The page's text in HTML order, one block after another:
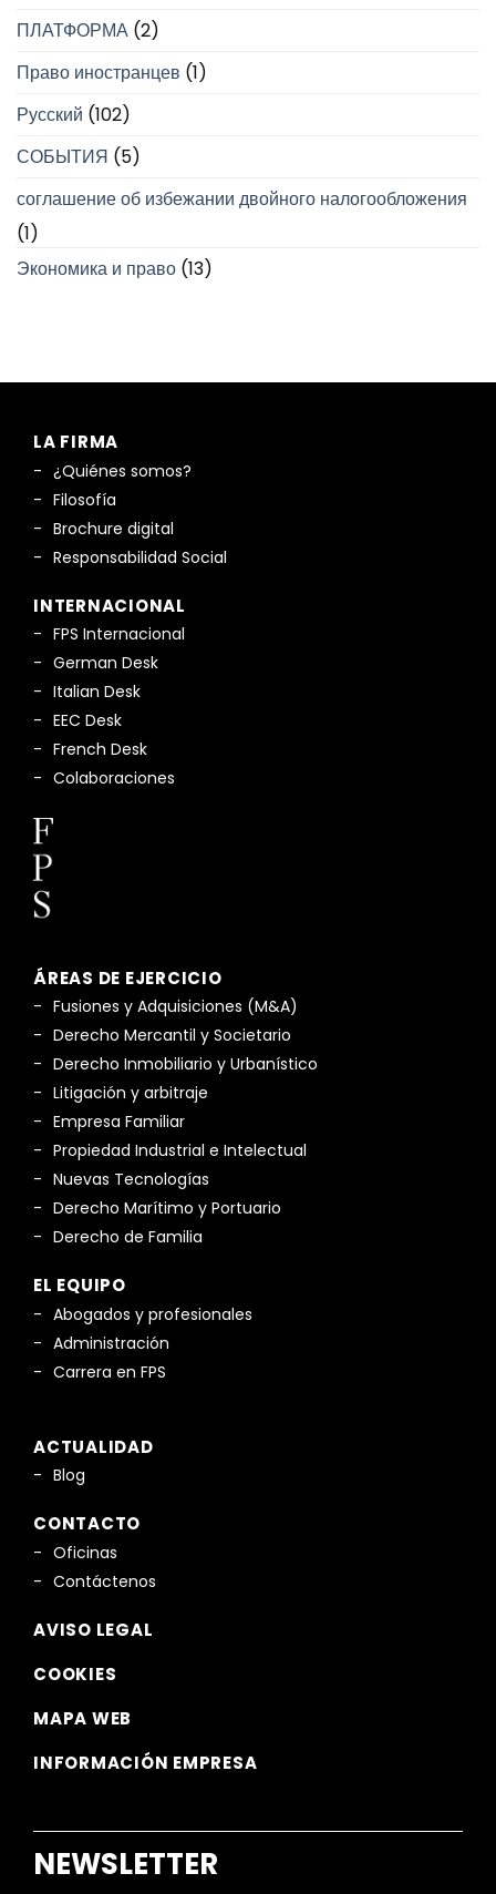
ПЛАТФОРМА (2)
Право иностранцев (1)
Русский (102)
СОБЫТИЯ (5)
соглашение об избежании двойного налогообложения
(1)
Экономика и право (13)
LA FIRMA
¿Quiénes somos?
Filosofía
Brochure digital
Responsabilidad Social
INTERNACIONAL
FPS Internacional
German Desk
Italian Desk
EEC Desk
French Desk
Colaboraciones
ÁREAS DE EJERCICIO
Fusiones y Adquisiciones (M&A)
Derecho Mercantil y Societario
Derecho Inmobiliario y Urbanístico
Litigación y arbitraje
Empresa Familiar
Propiedad Industrial e Intelectual
Nuevas Tecnologías
Derecho Marítimo y Portuario
Derecho de Familia
EL EQUIPO
Abogados y profesionales
Administración
Carrera en FPS
ACTUALIDAD
Blog
CONTACTO
Oficinas
Contáctenos
AVISO LEGAL
COOKIES
MAPA WEB
INFORMACIÓN EMPRESA
NEWSLETTER